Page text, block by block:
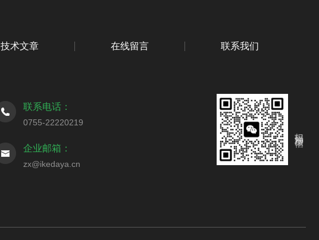
技术文章 在线留言 联系我们
联系电话：
0755-22220219
企业邮箱：
zx@ikedaya.cn